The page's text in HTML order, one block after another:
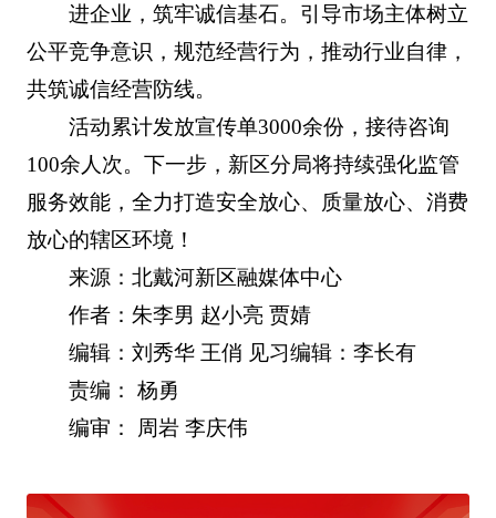
进企业，筑牢诚信基石。引导市场主体树立
公平竞争意识，规范经营行为，推动行业自律，
共筑诚信经营防线。
活动累计发放宣传单3000余份，接待咨询
100余人次。下一步，新区分局将持续强化监管
服务效能，全力打造安全放心、质量放心、消费
放心的辖区环境！
来源：北戴河新区融媒体中心
作者：朱李男 赵小亮 贾婧
编辑：刘秀华 王俏 见习编辑：李长有
责编： 杨勇
编审： 周岩 李庆伟